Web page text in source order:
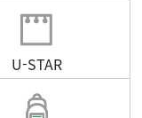
U-STAR